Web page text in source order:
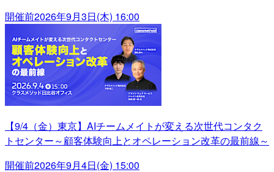
開催前2026年9月3日(木) 16:00
【9/4（金）東京】AIチームメイトが変える次世代コンタク
トセンター～顧客体験向上とオペレーション改革の最前線～
開催前2026年9月4日(金) 15:00